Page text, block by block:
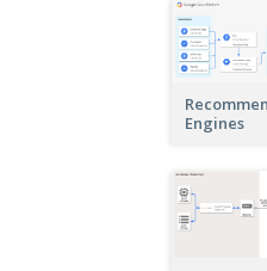
Engines